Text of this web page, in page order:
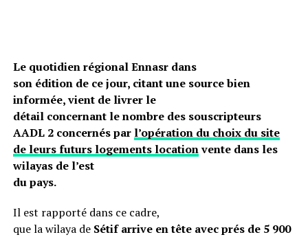
Le quotidien régional Ennasr dans
son édition de ce jour, citant une source bien
informée, vient de livrer le
détail concernant le nombre des souscripteurs
AADL 2 concernés par l’opération du choix du site
de leurs futurs logements locationvente dans les
wilayas de l’est
du pays.
Il est rapporté dans ce cadre,
que la wilaya de Sétif arrive en tête avec prés de 5 900